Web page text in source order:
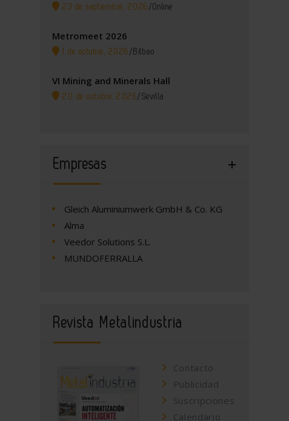
23 de septiembre, 2026 /Online
Metromeet 2026
1 de octubre, 2026 / Bilbao
VI Mining and Minerals Hall
20 de octubre, 2026/ Sevilla
Empresas
Gleich Aluminiumwerk GmbH & Co. KG
Alma
Veedor Solutions S.L.
MUNDOFERRALLA
Revista Metalindustria
Contacto
Publicidad
Suscripciones
Calendario